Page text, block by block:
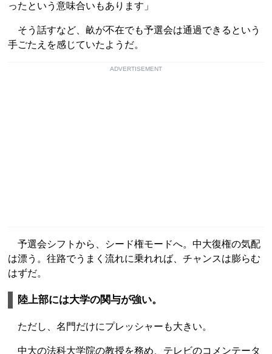
ったという意味合いもあります」
そう話すなど、畝が不在でも予選会は通過できるという
手ごたえを感じていたようだ。
ADVERTISEMENT
予選会シフトから、シード権モードへ。中大復権の気配
は漂う。往路でうまく流れに乗れれば、チャンスは膨らむ
はずだ。
陸上部には大学の関与が強い。
ただし、名門だけにプレッシャーも大きい。
中大の法科大学院の教授を務め、テレビのコメンテータ